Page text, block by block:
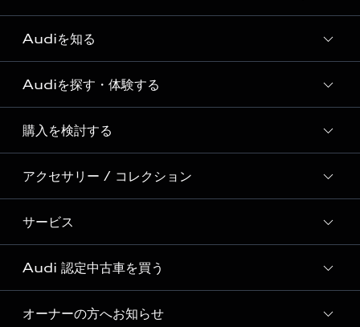
Audiを知る
Audi ブランド
Story of Progress
Audi Sport
Formula 1®
デジタルサービス
Audiを探す・体験する
ディーラー検索
新車在庫検索
試乗車・展示車検索
見積り依頼
試乗予約
購入を検討する
モデル一覧
特別仕様モデル / 限定モデル
e-tronラインアップ
価格シミュレーション
車両比較
アクセサリー / コレクション
純正アクセサリー
オンラインショップ
Audi collection
アウディナビアプリ
サービス
サービス入庫予約
サービスプログラム
Audi 認定中古車を買う
Audi認定中古車
オーナーの方へお知らせ